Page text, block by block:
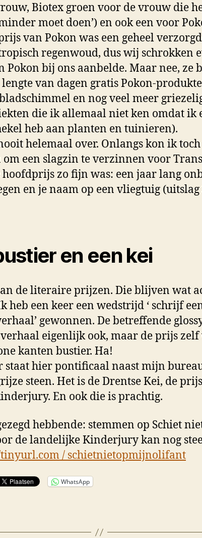
Biotex groen voor de vrouw die
moet doen’) en ook een voor
van Pokon was een geheel
regenwoud, dus wij schrokken
Pokon bij ons aanbelde. Maar nee, ze
van dagen gratis Pokon-
en nog veel meer
die ik allemaal niet ken omdat ik
heb aan planten en tuinieren).
helemaal over. Onlangs kon ik
een slagzin te verzinnen voor
hoofdprijs zo fijn was: een jaar lang
en je naam op een vliegtuig (uitslag
en een kei
de literaire prijzen. Die blijven wat
heb een keer een wedstrijd ‘ schrijf
gewonnen. De betreffende
eigenlijk ook, maar de prijs zelf
kanten bustier. Ha!
staat hier pontificaal naast mijn
steen. Het is de Drentse Kei, de
En ook die is prachtig.
hebbende: stemmen op Schiet
de landelijke Kinderjury kan nog
/ schietnietopmijnolifant
WhatsApp